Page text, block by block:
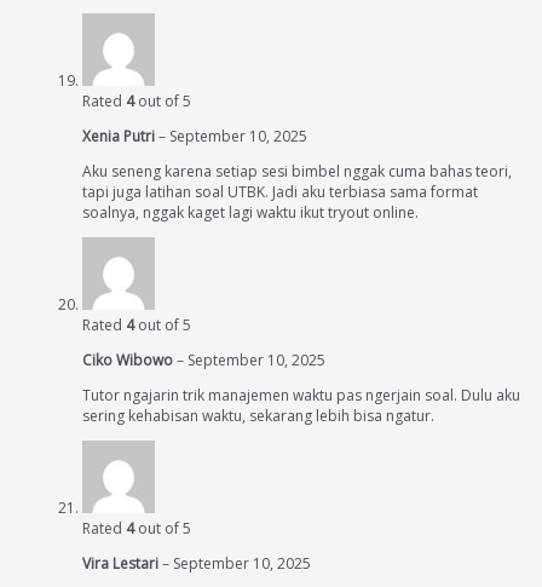
Rated 4out of 5
Xenia Putri– September 10, 2025
Aku seneng karena setiap sesi bimbel nggak cuma bahas teori,
tapi juga latihan soal UTBK. Jadi aku terbiasa sama format
soalnya, nggak kaget lagi waktu ikut tryout online.
Rated 4out of 5
Ciko Wibowo– September 10, 2025
Tutor ngajarin trik manajemen waktu pas ngerjain soal. Dulu aku
sering kehabisan waktu, sekarang lebih bisa ngatur.
Rated 4out of 5
Vira Lestari– September 10, 2025